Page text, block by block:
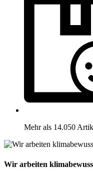
Mehr als 14.050
Wir arbeiten